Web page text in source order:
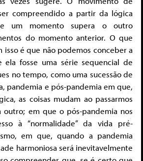
compreendido a partir da lógica
um momento supera o outro
do momento anterior. O que
isso é que não podemos conceber a
ela fosse uma série sequencial de
no tempo, como uma sucessão de
pandemia e pós-pandemia em que,
as coisas mudam ao passarmos
em que o pós-pandemia nos
à “normalidade” da vida pré-
em que, quando a pandemia
harmoniosa será inevitavelmente